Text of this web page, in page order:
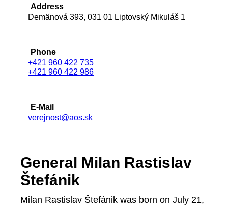
Address
Demänová 393, 031 01 Liptovský Mikuláš 1
Phone
+421 960 422 735
+421 960 422 986
E-Mail
verejnost@aos.sk
General Milan Rastislav
Štefánik
Milan Rastislav Štefánik was born on July 21,